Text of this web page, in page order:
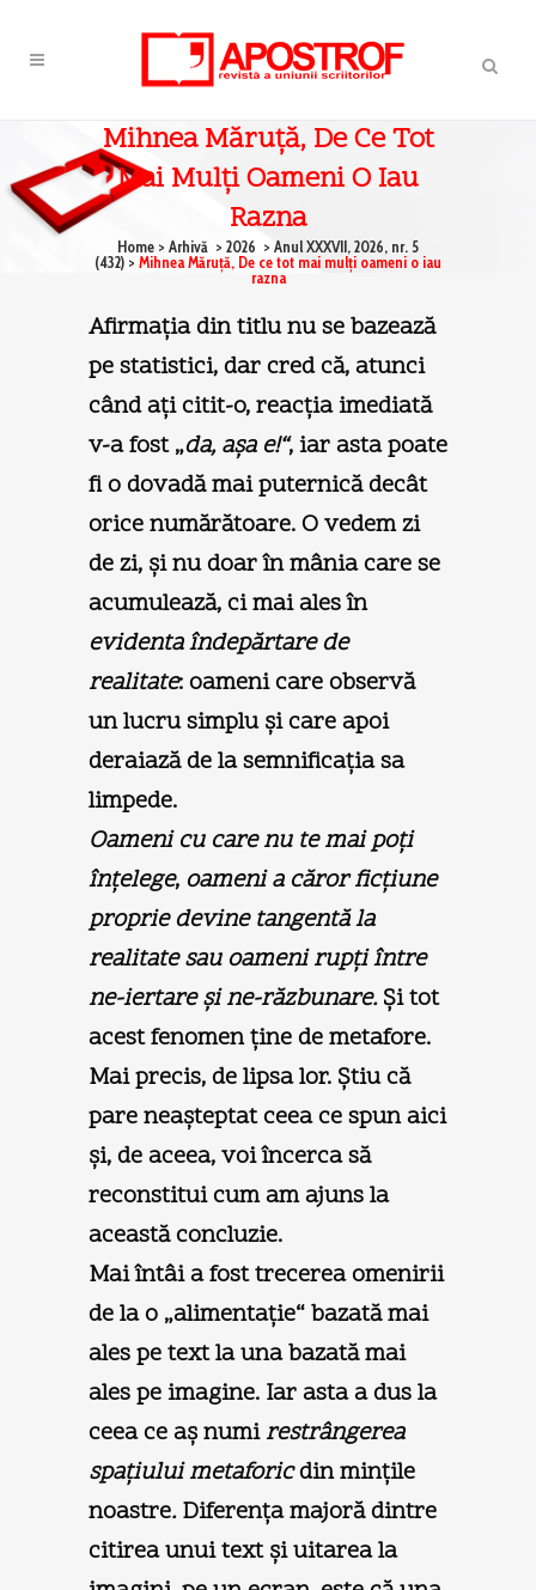
Mihnea Măruţă, De Ce Tot
Mai Mulţi Oameni O Iau
Razna
Home > Arhivă > 2026 > Anul XXXVII, 2026, nr. 5
(432) > Mihnea Măruţă, De ce tot mai mulţi oameni o iau
razna
Afirmaţia din titlu nu se bazează
pe statistici, dar cred că, atunci
când aţi citit-o, reacţia imediată
v-a fost „da, aşa e!“, iar asta poate
fi o dovadă mai puternică decât
orice numărătoare. O vedem zi
de zi, şi nu doar în mânia care se
acumulează, ci mai ales în
evidenta îndepărtare de
realitate: oameni care observă
un lucru simplu şi care apoi
deraiază de la semnificaţia sa
limpede.
Oameni cu care nu te mai poţi
înţelege, oameni a căror ficţiune
proprie devine tangentă la
realitate sau oameni rupţi între
ne-iertare şi ne-răzbunare.Şi tot
acest fenomen ţine de metafore.
Mai precis, de lipsa lor. Ştiu că
pare neaşteptat ceea ce spun aici
şi, de aceea, voi încerca să
reconstitui cum am ajuns la
această concluzie.
Mai întâi a fost trecerea omenirii
de la o „alimentaţie“ bazată mai
ales pe text la una bazată mai
ales pe imagine. Iar asta a dus la
ceea ce aş numirestrângerea
spaţiului metaforicdin minţile
noastre.Diferenţa majoră dintre
citirea unui text şi uitarea la